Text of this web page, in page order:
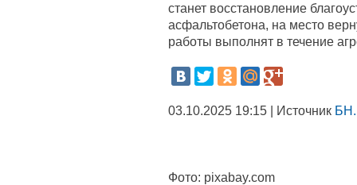
станет восстановление
асфальтобетона, на место
работы выполнят в течение
03.10.2025 19:15 | Источник
Фото: pixabay.com